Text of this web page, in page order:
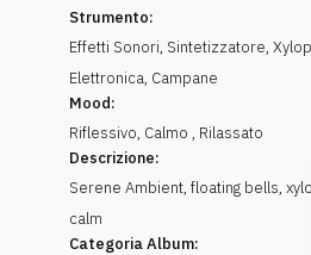
Strumento:
Effetti Sonori, Sintetizzatore,
Elettronica, Campane
Mood:
Riflessivo, Calmo, Rilassato
Descrizione:
Serene Ambient, floating bells,
calm
Categoria Album: